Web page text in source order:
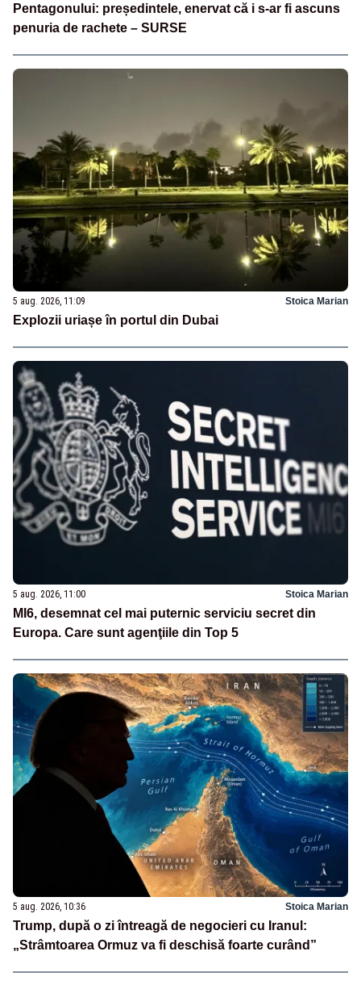
Pentagonului: președintele, enervat că i s-ar fi ascuns
penuria de rachete – SURSE
5 aug. 2026, 11:09 Stoica Marian
Explozii uriașe în portul din Dubai
5 aug. 2026, 11:00 Stoica Marian
MI6, desemnat cel mai puternic serviciu secret din
Europa. Care sunt agenţiile din Top 5
5 aug. 2026, 10:36 Stoica Marian
Trump, după o zi întreagă de negocieri cu Iranul:
„Strâmtoarea Ormuz va fi deschisă foarte curând”